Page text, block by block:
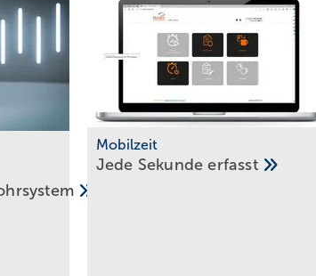
Mobilzeit
Jede Sekundeerfasst